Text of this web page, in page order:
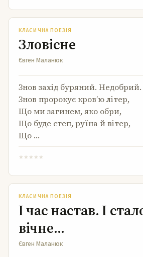
Зловісне
КЛАСИЧНА ПОЕЗІЯ
Зловісне
Євген Маланюк
Знов захід буряний. Недобрий.
Знов пророкує кров’ю літер,
Що ми загинем, яко обри,
Що буде степ, руїна й вітер,
Що …
★ ★ ★ ★ ★
І час настав. І сталось
КЛАСИЧНА ПОЕЗІЯ
І час настав. І
вічне…
Євген Маланюк